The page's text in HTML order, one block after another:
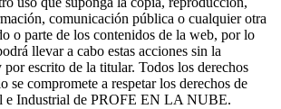
comunicación pública o cualquier otra
o parte de los contenidos de la web, por lo
llevar a cabo estas acciones sin la
escrito de la titular. Todos los derechos
se compromete a respetar los derechos de
e Industrial de PROFE EN LA NUBE.